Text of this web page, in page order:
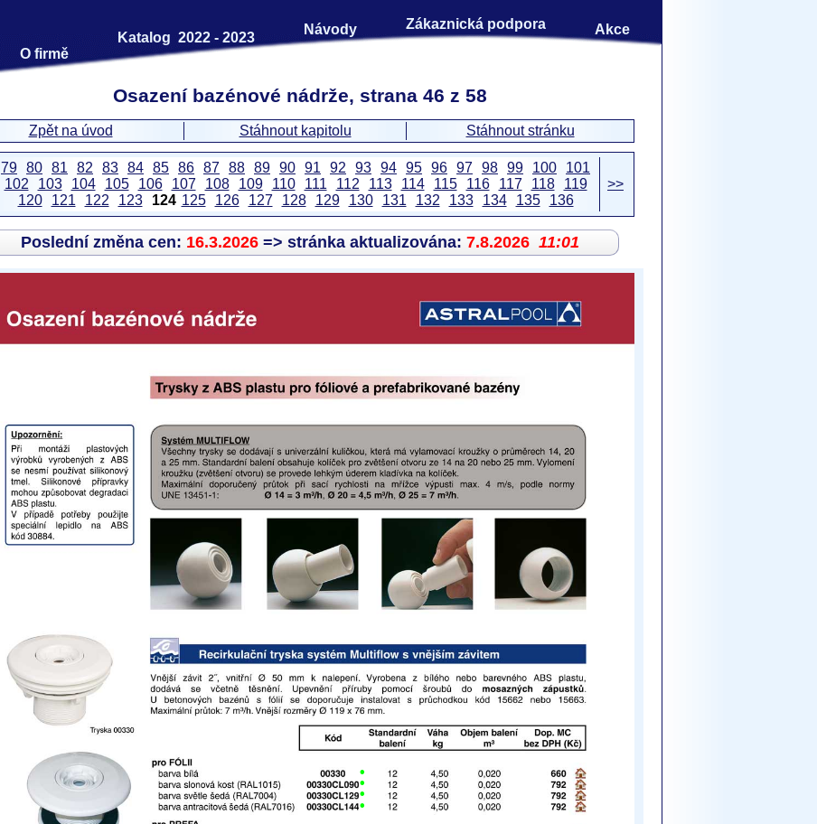
O firmě
Katalog 2022 - 2023
Návody Zákaznická podpora Akce
Osazení bazénové nádrže, strana 46 z 58
Zpět na úvod Stáhnout kapitolu Stáhnout stránku
79 80 81 82 83 84 85 86 87 88 89 90 91 92 93 94 95 96 97 98 99 100
101
102
103 104 105 106 107 108 109 110 111 112 113 114 115 116 117 118
119
120
121 122 123 124 125 126 127 128 129 130 131 132 133 134 135 136
>>
Poslední změna cen: 16.3.2026 => stránka aktualizována: 7.8.2026 11:01
•
•
•
•